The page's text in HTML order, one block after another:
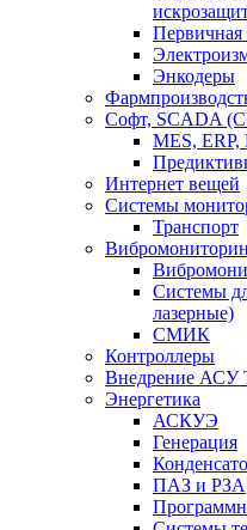
Первичная
Энкодеры
Софт, SCADA
MES, ERP,
Интернет вещей
Системы
Транспорт
Системы
лазерные)
СМИК
Контроллеры
Внедрение АСУ
Энергетика
АСКУЭ
Генерация
ПАЗ и РЗА